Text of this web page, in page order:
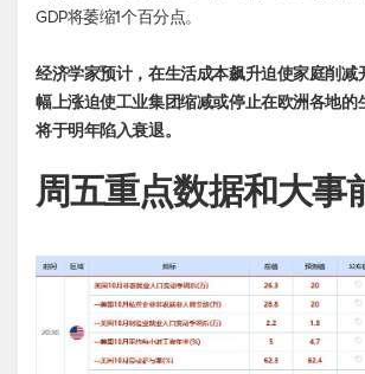
GDP将萎缩1个百分点。
经济学家预计，在生活成本飙升迫使家庭削减
幅上涨迫使工业集团缩减或停止在欧洲各地的
将于明年陷入衰退。
周五重点数据和大事